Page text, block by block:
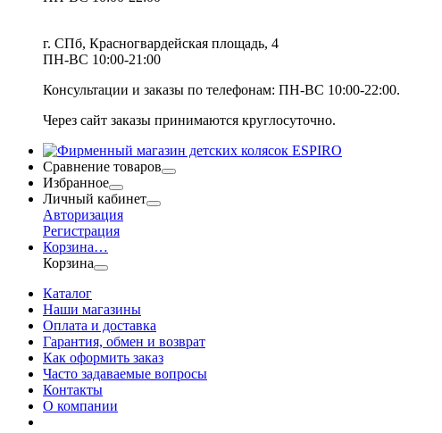
г. СПб, Красногвардейская площадь, 4
ПН-ВС 10:00-21:00
Консультации и заказы по телефонам: ПН-ВС 10:00-22:00.
Через сайт заказы принимаются круглосуточно.
Сравнение товаров
Избранное
Личный кабинет
Авторизация
Регистрация
Корзина…
Корзина
Каталог
Наши магазины
Оплата и доставка
Гарантия, обмен и возврат
Как оформить заказ
Часто задаваемые вопросы
Контакты
О компании